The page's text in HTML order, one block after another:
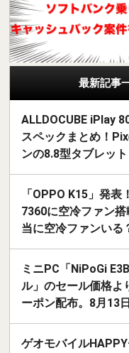
最新記事
ALLDOCUBE iPlay
スペックまとめ！
ンの8.8型タブレット
「OPPO K15」発
7360に空冷ファン
当に空冷ファンいる
ミニPC「NiPoGi
ル」のセール価格よ
ーポン配布。8月13
ゲオモバイルHAPPY